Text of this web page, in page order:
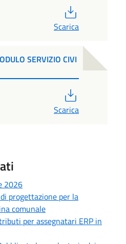
Scarica
SERVIZIO CIVI
Scarica
2026
progettazione per la
comunale
per assegnatari ERP in